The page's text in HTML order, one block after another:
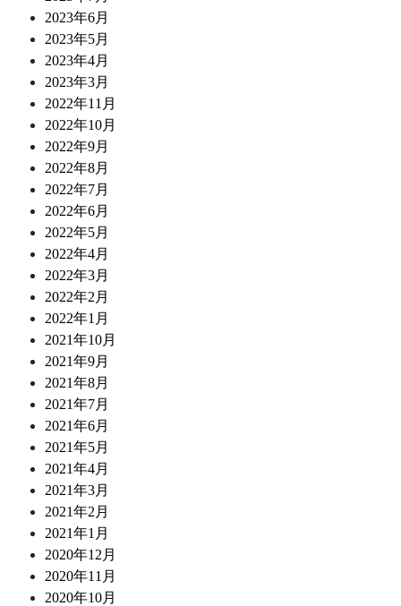
2023年6月
2023年5月
2023年4月
2023年3月
2022年11月
2022年10月
2022年9月
2022年8月
2022年7月
2022年6月
2022年5月
2022年4月
2022年3月
2022年2月
2022年1月
2021年10月
2021年9月
2021年8月
2021年7月
2021年6月
2021年5月
2021年4月
2021年3月
2021年2月
2021年1月
2020年12月
2020年11月
2020年10月